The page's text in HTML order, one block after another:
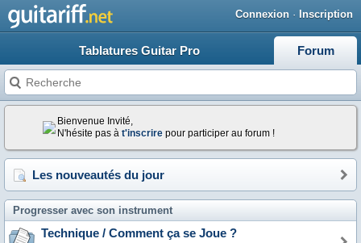
Connexion · Inscription
Tablatures Guitar Pro Forum
Bienvenue Invité,
N'hésite pas à t'inscrire pour participer au forum !
Les nouveautés du jour
Progresser avec son instrument
Technique / Comment ça se Joue ?